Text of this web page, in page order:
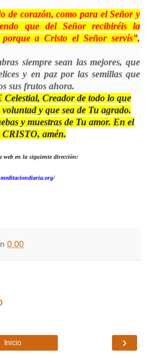
de corazón, como para el Señor y
que del Señor recibiréis la
a Cristo el Señor servís”,
siempre sean las mejores, que
y en paz por las semillas que
sus frutos ahora.
Creador de todo lo que
y que sea de Tu agrado.
y muestras de Tu amor. En el
CRISTO, amén.
web en la siguiente dirección:
0:00
›
Inicio